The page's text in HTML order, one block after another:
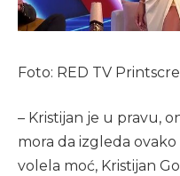
Foto: RED TV
– Kristijan je u pravu,
mora da izgleda
volela moć, Kristijan